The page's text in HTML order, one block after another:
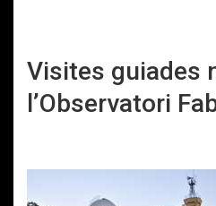
Visites guiades
l’Observatori